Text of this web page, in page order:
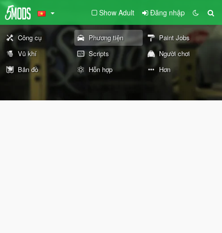
Show Adult Đăng nhập
Công cụ Phương tiện
Paint Jobs
Vũ khí
Scripts
Người chơi
Bản đồ
Hỗn hợp Hơn